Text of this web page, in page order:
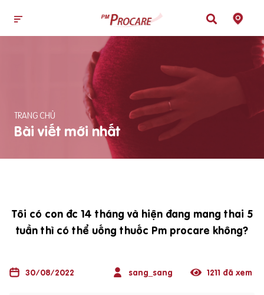
TRANG CHỦ
Bài viết mới nhất
Tôi có con đc 14 tháng và hiện đang mang thai 5
tuần thì có thể uống thuốc Pm procare không?
30/08/2022 sang_sang 1211 đã xem